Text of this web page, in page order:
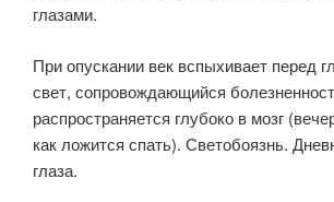
глазами.
При опускании век вспыхивает перед
свет, сопровождающийся
распространяется глубоко в мозг
как ложится спать). Светобоязнь.
глаза.